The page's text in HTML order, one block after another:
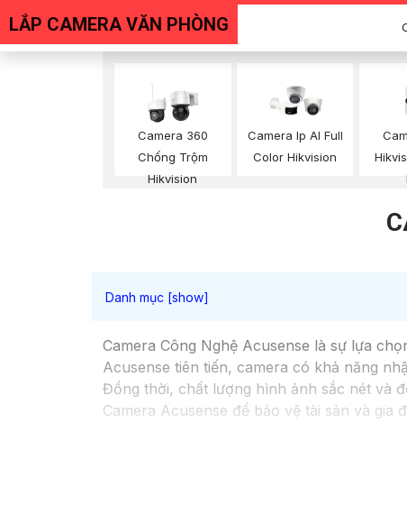
LẮP CAMERA VĂN PHÒNG
Camera 360
Chống Trộm
Hikvision
Camera Ip AI Full
Color Hikvision
Camera Công Nghệ Acusense là sự lựa
Acusense tiên tiến, camera có khả năng
Đồng thời, chất lượng hình ảnh sắc nét và
Camera Acusense để bảo vệ tài sản và gia